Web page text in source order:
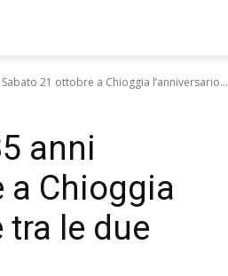
21 ottobre a Chioggia l’anniversario...
anni
a Chioggia
tra le due